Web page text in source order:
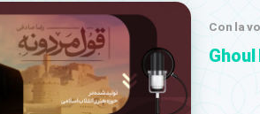
Con la